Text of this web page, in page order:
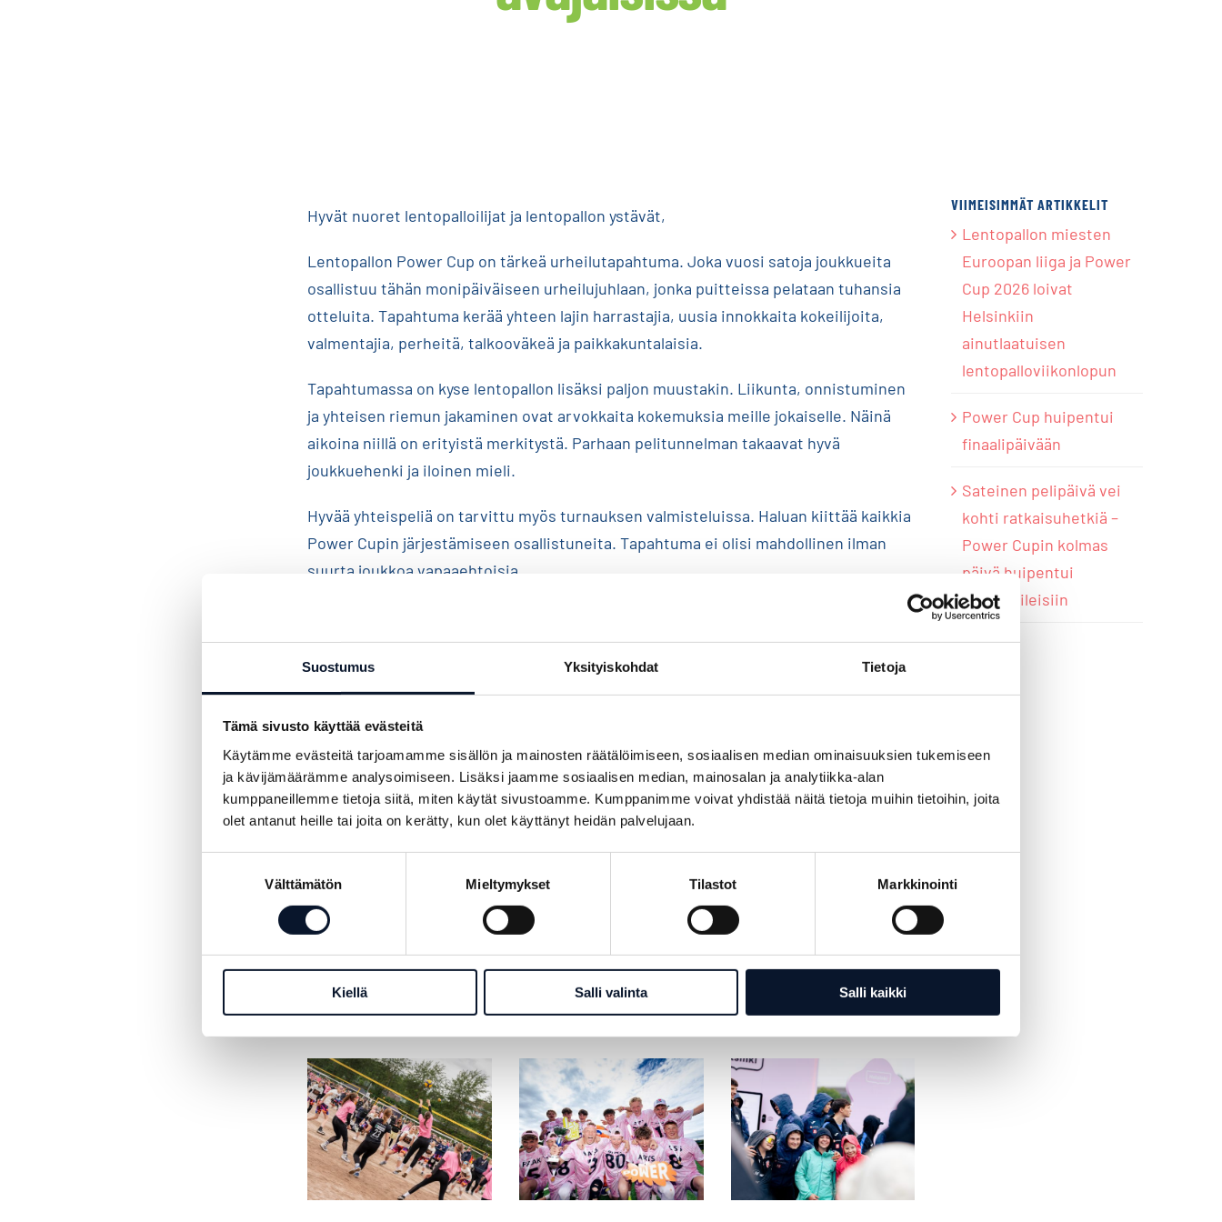
Suostumus Yksityiskohdat Tietoja
Tämä sivusto käyttää evästeitä
Käytämme evästeitä tarjoamamme sisällön ja mainosten räätälöimiseen, sosiaalisen median ominaisuuksien tukemiseen
ja kävijämäärämme analysoimiseen. Lisäksi jaamme sosiaalisen median, mainosalan ja analytiikka-alan
kumppaneillemme tietoja siitä, miten käytät sivustoamme. Kumppanimme voivat yhdistää näitä tietoja muihin tietoihin, joita
olet antanut heille tai joita on kerätty, kun olet käyttänyt heidän palvelujaan.
Välttämätön Mieltymykset Tilastot Markkinointi
Kiellä Salli valinta Salli kaikki
Hyvät nuoret lentopalloilijat ja lentopallon ystävät,
Lentopallon Power Cup on tärkeä urheilutapahtuma. Joka vuosi satoja joukkueita
osallistuu tähän monipäiväiseen urheilujuhlaan, jonka puitteissa pelataan tuhansia
otteluita. Tapahtuma kerää yhteen lajin harrastajia, uusia innokkaita kokeilijoita,
valmentajia, perheitä, talkooväkeä ja paikkakuntalaisia.
Tapahtumassa on kyse lentopallon lisäksi paljon muustakin. Liikunta, onnistuminen
ja yhteisen riemun jakaminen ovat arvokkaita kokemuksia meille jokaiselle. Näinä
aikoina niillä on erityistä merkitystä. Parhaan pelitunnelman takaavat hyvä
joukkuehenki ja iloinen mieli.
Hyvää yhteispeliä on tarvittu myös turnauksen valmisteluissa. Haluan kiittää kaikkia
Power Cupin järjestämiseen osallistuneita. Tapahtuma ei olisi mahdollinen ilman
suurta joukkoa vapaaehtoisia.
lentopallon parissa!
Sauli Niinistö
Tasavallan presidentti
Power Cup Salo 2021 -turnauksen suojelija
Samankaltaisia
kirjoituksia
VIIMEISIMMÄT ARTIKKELIT
Lentopallon miesten
Euroopan liiga ja Power
Cup 2026 loivat
Helsinkiin
ainutlaatuisen
lentopalloviikonlopun
Power Cup huipentui
finaalipäivään
Sateinen pelipäivä vei
kohti ratkaisuhetkiä –
Power Cupin kolmas
päivä huipentui
päätösbileisiin